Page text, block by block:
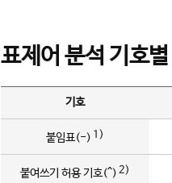
표제어 분석 기호
기호
붙임표(-) 1)
붙여쓰기 허용 기호(^) 2)